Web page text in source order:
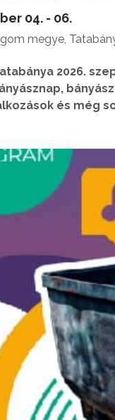
04. - 06.
megye,
2026.
és még